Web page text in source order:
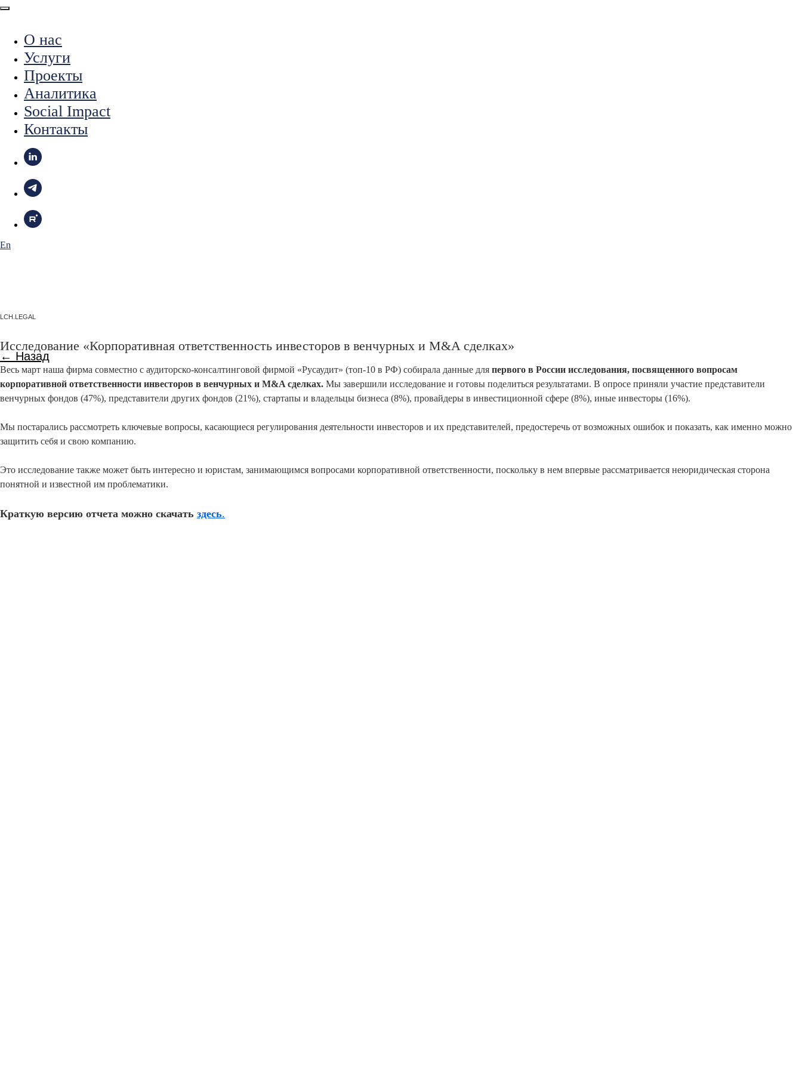
О нас
Услуги
Проекты
Аналитика
Social Impact
Контакты
En
← Назад
Исследование «Корпоративная ответственность инвесторов в венчурных и M&A сделках»
Весь март наша фирма совместно с аудиторско-консалтинговой фирмой «Русаудит» (топ-10 в РФ) собирала данные для первого в России исследования, посвященного вопросам
корпоративной ответственности инвесторов в венчурных и M&A сделках. Мы завершили исследование и готовы поделиться результатами. В опросе приняли участие представители
венчурных фондов (47%), представители других фондов (21%), стартапы и владельцы бизнеса (8%), провайдеры в инвестиционной сфере (8%), иные инвесторы (16%).
Мы постарались рассмотреть ключевые вопросы, касающиеся регулирования деятельности инвесторов и их представителей, предостеречь от возможных ошибок и показать, как именно можно
защитить себя и свою компанию.
Это исследование также может быть интересно и юристам, занимающимся вопросами корпоративной ответственности, поскольку в нем впервые рассматривается неюридическая сторона
понятной и известной им проблематики.
Краткую версию отчета можно скачать здесь.